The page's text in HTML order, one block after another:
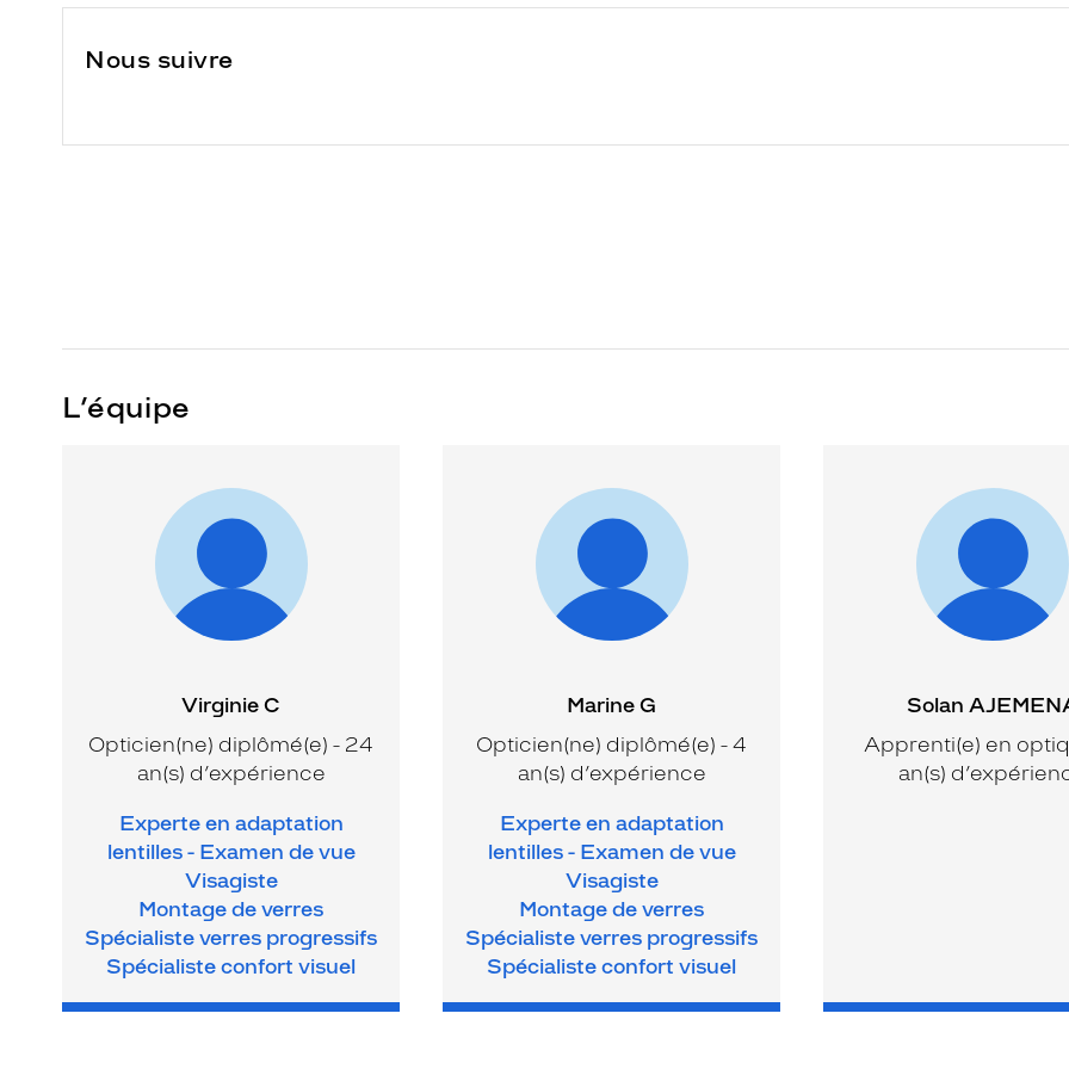
Nous suivre
L’équipe
Virginie C
Opticien(ne) diplômé(e) - 24
an(s) d’expérience
Experte en adaptation
lentilles - Examen de vue
Visagiste
Montage de verres
Spécialiste verres progressifs
Spécialiste confort visuel
Marine G
Opticien(ne) diplômé(e) - 4
an(s) d’expérience
Experte en adaptation
lentilles - Examen de vue
Visagiste
Montage de verres
Spécialiste verres progressifs
Spécialiste confort visuel
Solan
Apprenti(e) en
an(s)